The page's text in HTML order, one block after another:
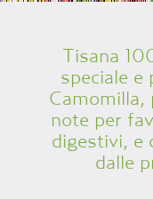
Tisana
speciale e
Camomilla,
note per
digestivi, e
dalle